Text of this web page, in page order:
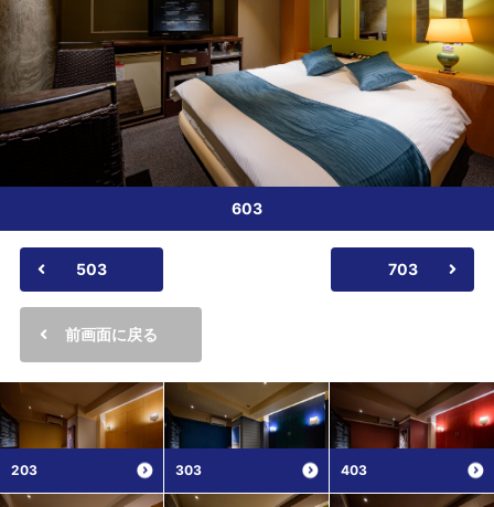
603
503 703
前画面に戻る
203 303 403